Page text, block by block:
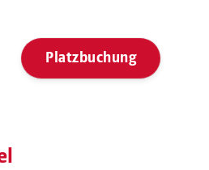
Platzbuchung